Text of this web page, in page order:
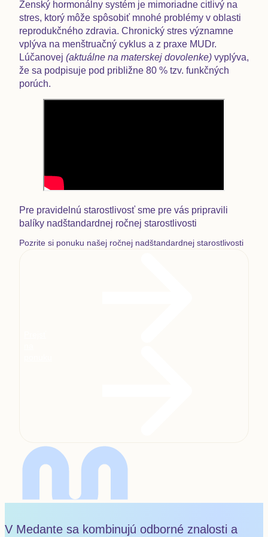
Ženský hormonálny systém je mimoriadne citlivý na
stres, ktorý môže spôsobiť mnohé problémy v oblasti
reprodukčného zdravia. Chronický stres významne
vplýva na menštruačný cyklus a z praxe MUDr.
Lúčanovej (aktuálne na materskej dovolenke) vyplýva,
že sa podpisuje pod približne 80 % tzv. funkčných
porúch.
Pre pravidelnú starostlivosť sme pre vás pripravili
balíky nadštandardnej ročnej starostlivosti
Pozrite si ponuku našej ročnej nadštandardnej starostlivosti
V Medante sa kombinujú odborné znalosti a